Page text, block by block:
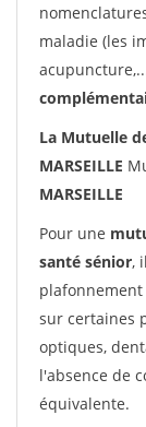
maladie (les
La Mutuelle
MARSEILLE
MARSEILLE
Pour une
santé sénior,
sur certaines
optiques,
l'absence de
équivalente.